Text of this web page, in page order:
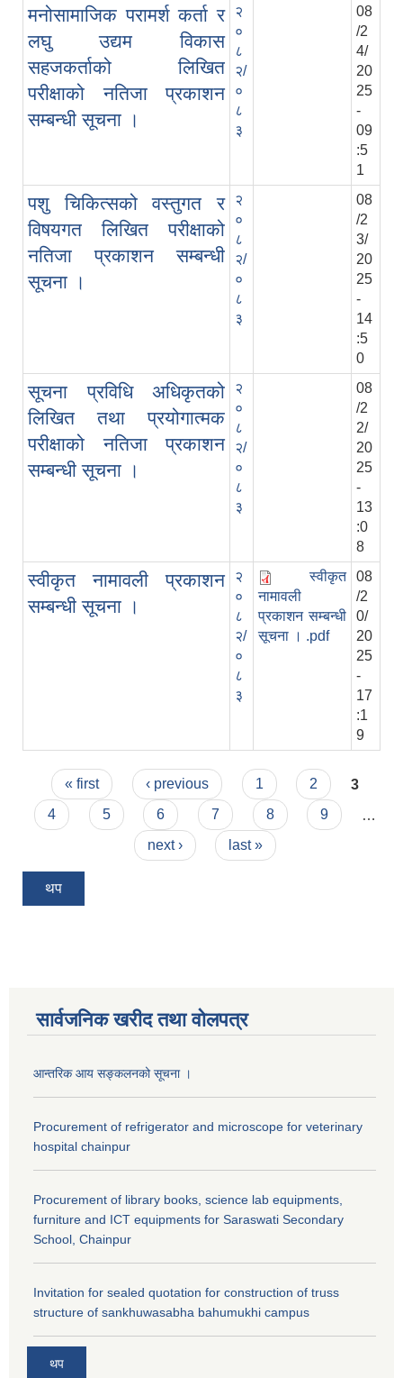
मनोसामाजिक परामर्श कर्ता र
लघु उद्यम विकास
सहजकर्ताको लिखित
परीक्षाको नतिजा प्रकाशन
सम्बन्धी सूचना ।
२
०
८
२/
०
८
३
08
/2
4/
20
25
-
09
:5
1
पशु चिकित्सको वस्तुगत र
विषयगत लिखित परीक्षाको
नतिजा प्रकाशन सम्बन्धी
सूचना ।
२
०
८
२/
०
८
३
08
/2
3/
20
25
-
14
:5
0
सूचना प्रविधि अधिकृतको
लिखित तथा प्रयोगात्मक
परीक्षाको नतिजा प्रकाशन
सम्बन्धी सूचना ।
२
०
८
२/
०
८
३
08
/2
2/
20
25
-
13
:0
8
स्वीकृत नामावली प्रकाशन
सम्बन्धी सूचना ।
२
०
८
२/
०
८
३
स्वीकृत
नामावली
प्रकाशन सम्बन्धी
सूचना । .pdf
08
/2
0/
20
25
-
17
:1
9
Pages
« first ‹ previous 1 2
3
4
5 6 7 8 9
next ›
last »
थप
सार्वजनिक खरीद तथा वाेलपत्र
आन्तरिक आय सङ्कलनको सूचना ।
Procurement of refrigerator and microscope for veterinary
hospital chainpur
Procurement of library books, science lab equipments,
furniture and ICT equipments for Saraswati Secondary
School, Chainpur
Invitation for sealed quotation for construction of truss
structure of sankhuwasabha bahumukhi campus
थप